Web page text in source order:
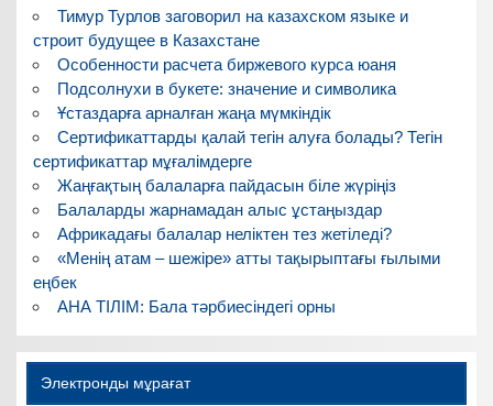
Тимур Турлов заговорил на казахском языке и
строит будущее в Казахстане
Особенности расчета биржевого курса юаня
Подсолнухи в букете: значение и символика
Ұстаздарға арналған жаңа мүмкіндік
Сертификаттарды қалай тегін алуға болады? Тегін
сертификаттар мұғалімдерге
Жаңғақтың балаларға пайдасын біле жүріңіз
Балаларды жарнамадан алыс ұстаңыздар
Африкадағы балалар неліктен тез жетіледі?
«Менің атам – шежіре» атты тақырыптағы ғылыми
еңбек
АНА ТІЛІМ: Бала тәрбиесіндегі орны
Электронды мұрағат